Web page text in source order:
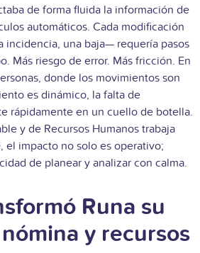
de forma fluida la información de
automáticos. Cada modificación
incidencia, una baja— requería pasos
Más riesgo de error. Más fricción. En
donde los movimientos son
es dinámico, la falta de
rápidamente en un cuello de botella.
y de Recursos Humanos trabaja
el impacto no solo es operativo;
de planear y analizar con calma.
Runa su
y recursos